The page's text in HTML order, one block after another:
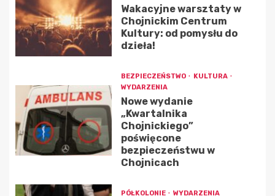
Wakacyjne warsztaty w
Chojnickim Centrum
Kultury: od pomysłu do
dzieła!
BEZPIECZEŃSTWO
KULTURA
WYDARZENIA
Nowe wydanie
„Kwartalnika
Chojnickiego”
poświęcone
bezpieczeństwu w
Chojnicach
PÓŁKOLONIE WYDARZENIA